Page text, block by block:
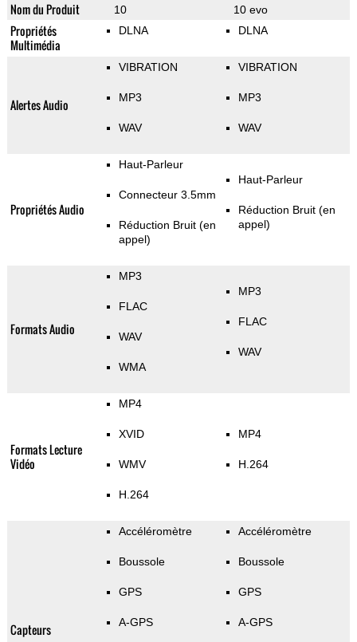
Nom du Produit 10 10 evo
Propriétés
Multimédia
DLNA DLNA
Alertes Audio
VIBRATION
MP3
WAV
VIBRATION
MP3
WAV
Propriétés Audio
Haut-Parleur
Connecteur 3.5mm
Réduction Bruit (en
appel)
Haut-Parleur
Réduction Bruit (en
appel)
Formats Audio
MP3
FLAC
WAV
WMA
MP3
FLAC
WAV
Formats Lecture
Vidéo
MP4
XVID
WMV
H.264
MP4
H.264
Capteurs
Accéléromètre
Boussole
GPS
A-GPS
Accéléromètre
Boussole
GPS
A-GPS